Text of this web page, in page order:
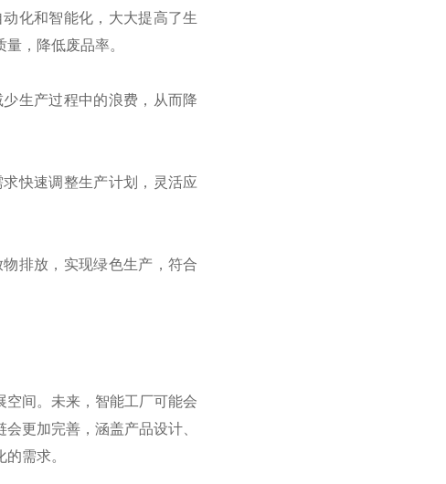
化和智能化，大大提高了生
，降低废品率。
生产过程中的浪费，从而降
快速调整生产计划，灵活应
排放，实现绿色生产，符合
空间。未来，智能工厂可能会
更加完善，涵盖产品设计、
需求。